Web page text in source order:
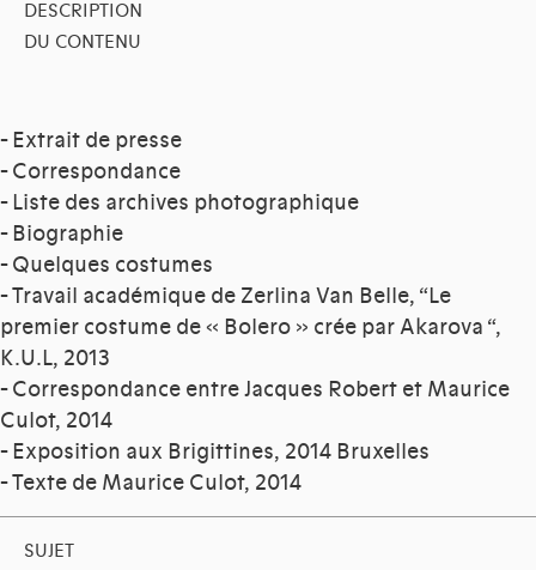
DESCRIPTION
DU CONTENU
- Extrait de presse
- Correspondance
- Liste des archives photographique
- Biographie
- Quelques costumes
- Travail académique de Zerlina Van Belle, “Le
premier costume de « Bolero » crée par Akarova “,
K.U.L, 2013
- Correspondance entre Jacques Robert et Maurice
Culot, 2014
- Exposition aux Brigittines, 2014 Bruxelles
- Texte de Maurice Culot, 2014
SUJET